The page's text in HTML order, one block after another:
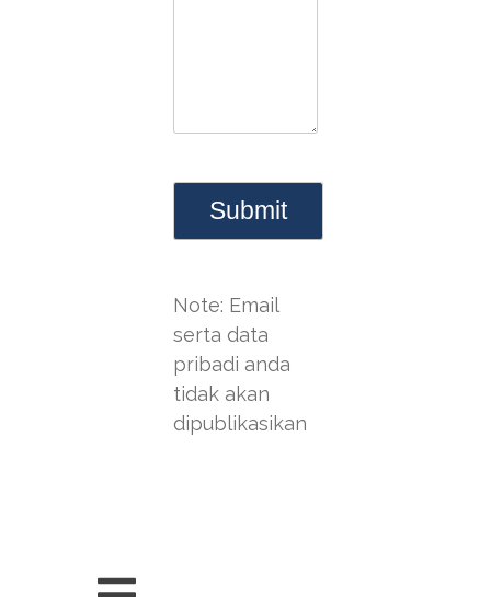
Note: Email
serta data
pribadi anda
tidak akan
dipublikasikan